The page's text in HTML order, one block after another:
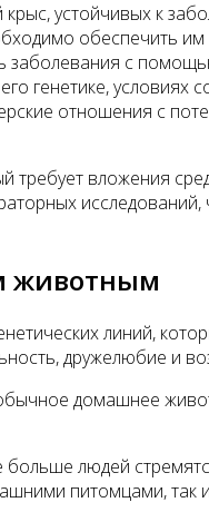
устойчивых к
обеспечить
заболевания с
генетике, условиях
отношения с
требует вложения
животным
линий,
дружелюбие и
домашнее
людей
питомцами, так